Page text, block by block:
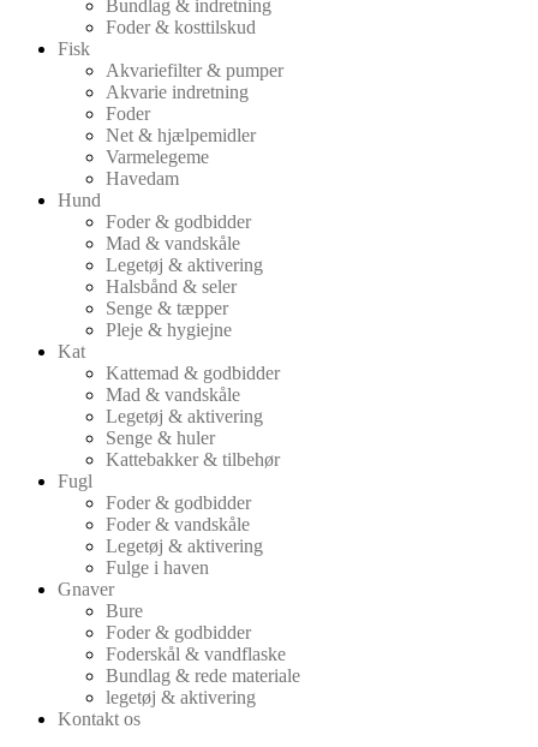
Bundlag & indretning
Foder & kosttilskud
Fisk
Akvariefilter & pumper
Akvarie indretning
Foder
Net & hjælpemidler
Varmelegeme
Havedam
Hund
Foder & godbidder
Mad & vandskåle
Legetøj & aktivering
Halsbånd & seler
Senge & tæpper
Pleje & hygiejne
Kat
Kattemad & godbidder
Mad & vandskåle
Legetøj & aktivering
Senge & huler
Kattebakker & tilbehør
Fugl
Foder & godbidder
Foder & vandskåle
Legetøj & aktivering
Fulge i haven
Gnaver
Bure
Foder & godbidder
Foderskål & vandflaske
Bundlag & rede materiale
legetøj & aktivering
Kontakt os